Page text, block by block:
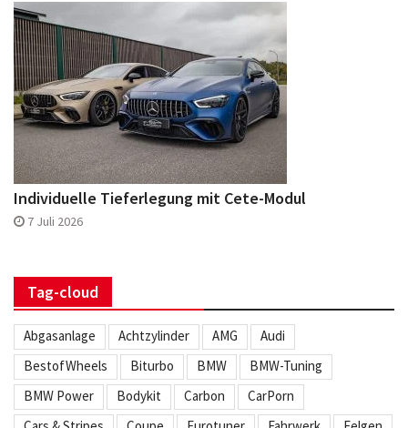
Individuelle Tieferlegung mit Cete-Modul
7 Juli 2026
Tag-cloud
Abgasanlage Achtzylinder AMG
Audi
BestofWheels
Biturbo BMW
BMW-Tuning
BMW Power
Bodykit Carbon
CarPorn